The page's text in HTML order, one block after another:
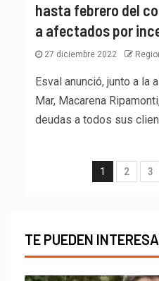
hasta febrero del
a afectados por
27 diciembre 2022
Esval anunció, junto a la
Mar, Macarena
deudas a todos sus
1 2 3
TE PUEDEN